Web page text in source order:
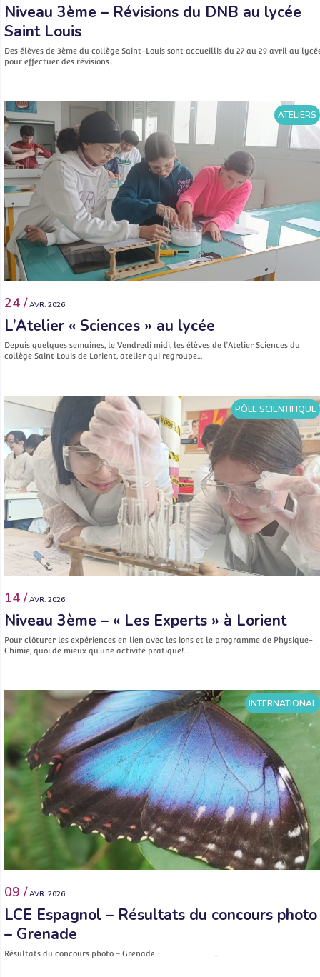
Niveau 3ème – Révisions du DNB au lycée
Saint Louis
Des élèves de 3ème du collège Saint-Louis sont accueillis du 27 au 29 avril au
pour effectuer des révisions…
ATELIERS
24 / AVR. 2026
L’Atelier « Sciences » au lycée
Depuis quelques semaines, le Vendredi midi, les élèves de l’Atelier Sciences du
collège Saint Louis de Lorient, atelier qui regroupe…
PÔLE SCIENTIFIQUE
14 / AVR. 2026
Niveau 3ème – « Les Experts » à Lorient
Pour clôturer les expériences en lien avec les ions et le programme de Physique-
Chimie, quoi de mieux qu’une activité pratique!…
INTERNATIONAL
09 / AVR. 2026
LCE Espagnol – Résultats du concours photo
– Grenade
Résultats du concours photo – Grenade : …